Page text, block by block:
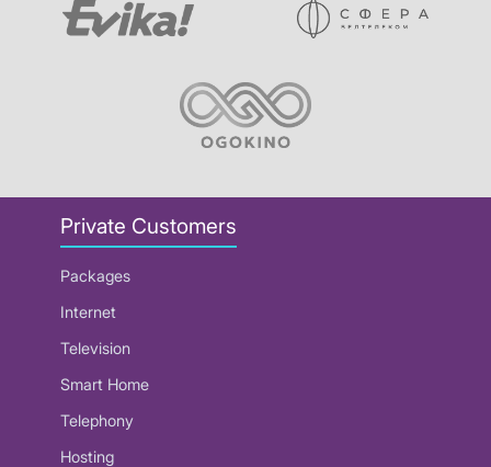
Private Customers
Packages
Internet
Television
Smart Home
Telephony
Hosting